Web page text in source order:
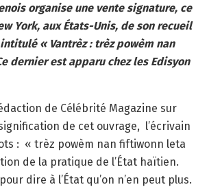
organise une vente signature, ce
York, aux États-Unis, de son recueil
« Vantrèz : trèz powèm nan
dernier est apparu chez les Edisyon
de Célébrité Magazine sur
de cet ouvrage, l’écrivain
: « trèz powèm nan fiftiwonn leta
de la pratique de l’État haïtien.
dire à l’État qu’on n’en peut plus.